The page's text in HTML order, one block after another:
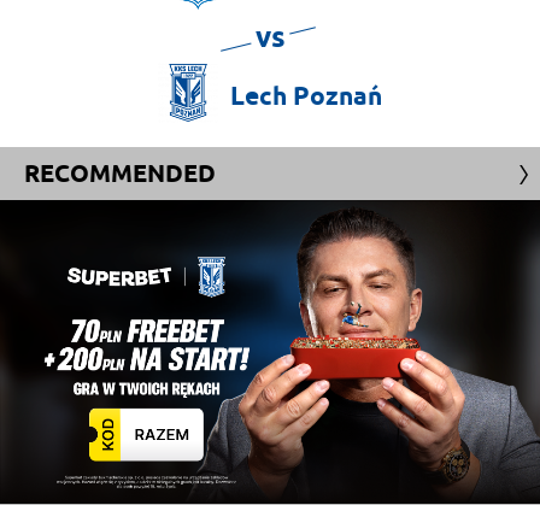
vs
Lech Poznań
RECOMMENDED